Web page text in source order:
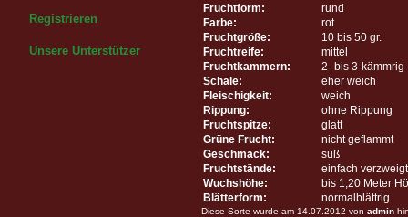
Registrieren
Unsere Unterstützer
Fruchtform:
rund
Farbe:
rot
Fruchtgröße:
10 bis 50 gr.
Fruchtreife:
mittel
Fruchtkammern:
2- bis 3-kämmrig
Schale:
eher weich
Fleischigkeit:
weich
Rippung:
ohne Rippung
Fruchtspitze:
glatt
Grüne Frucht:
nicht geflammt
Geschmack:
süß
Fruchtstände:
einfach verzweigt
Wuchshöhe:
bis 1,20 Meter
Blätterform:
normalblättrig
Diese Sorte wurde am 14.07.2012 von admin